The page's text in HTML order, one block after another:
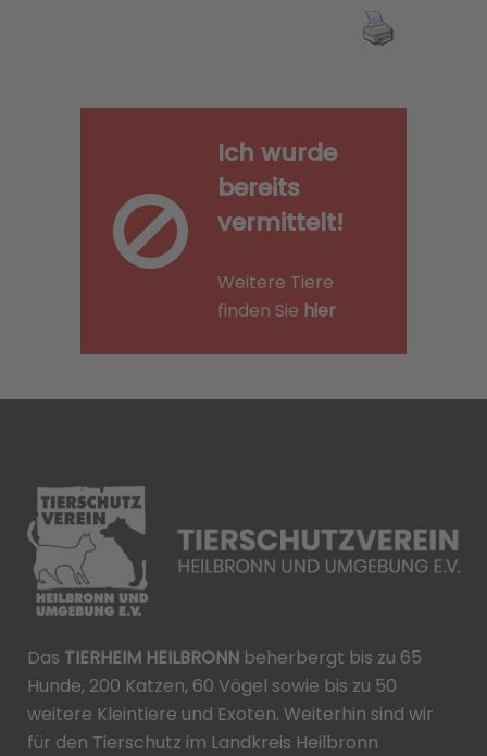
Ich wurde
bereits
vermittelt!
Weitere Tiere
finden Sie hier
Das TIERHEIM HEILBRONN beherbergt bis zu 65
Hunde, 200 Katzen, 60 Vögel sowie bis zu 50
weitere Kleintiere und Exoten. Weiterhin sind wir
für den Tierschutz im Landkreis Heilbronn